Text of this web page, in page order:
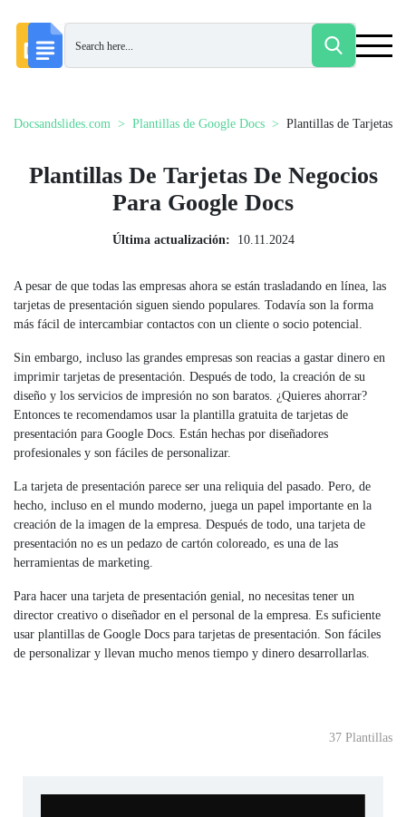
Docsandslides.com Plantillas de Google Docs Plantillas de Tarjetas
Plantillas De Tarjetas De Negocios
Para Google Docs
Última actualización: 10.11.2024
A pesar de que todas las empresas ahora se están trasladando en línea, las
tarjetas de presentación siguen siendo populares. Todavía son la forma
más fácil de intercambiar contactos con un cliente o socio potencial.
Sin embargo, incluso las grandes empresas son reacias a gastar dinero en
imprimir tarjetas de presentación. Después de todo, la creación de su
diseño y los servicios de impresión no son baratos. ¿Quieres ahorrar?
Entonces te recomendamos usar la plantilla gratuita de tarjetas de
presentación para Google Docs. Están hechas por diseñadores
profesionales y son fáciles de personalizar.
La tarjeta de presentación parece ser una reliquia del pasado. Pero, de
hecho, incluso en el mundo moderno, juega un papel importante en la
creación de la imagen de la empresa. Después de todo, una tarjeta de
presentación no es un pedazo de cartón coloreado, es una de las
herramientas de marketing.
Para hacer una tarjeta de presentación genial, no necesitas tener un
director creativo o diseñador en el personal de la empresa. Es suficiente
usar plantillas de Google Docs para tarjetas de presentación. Son fáciles
de personalizar y llevan mucho menos tiempo y dinero desarrollarlas.
37 Plantillas